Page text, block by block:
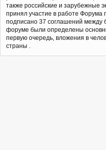
также российские и зарубежные
принял участие в работе
подписано 37 соглашений между
форуме были определены
первую очередь, вложения в
страны .